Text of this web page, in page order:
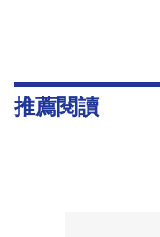
推薦閱讀